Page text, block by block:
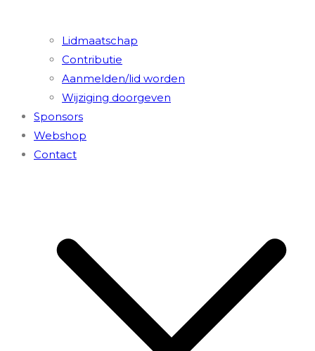
Lidmaatschap
Contributie
Aanmelden/lid worden
Wijziging doorgeven
Sponsors
Webshop
Contact